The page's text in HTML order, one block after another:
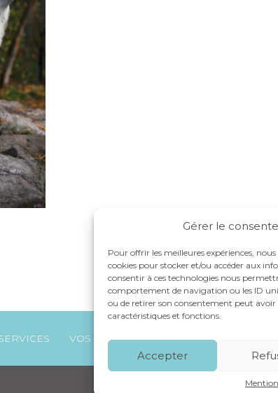
Gérer le
Pour offrir les meilleures expériences,
cookies pour stocker et/ou accéder aux
consentir à ces technologies nous
comportement de navigation ou les ID
ou de retirer son consentement peut
caractéristiques et fonctions.
Accepter
VOS OUTILS NOS SPÉCIALITÉS